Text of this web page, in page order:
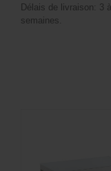
Délais de livraison: 3
semaines.